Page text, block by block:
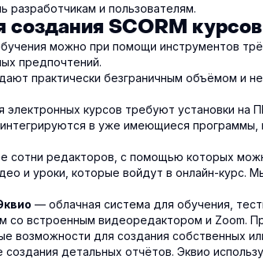
разработчикам и пользователям.
SCORM курсов
можно при помощи инструментов
предпочтений.
практически безграничным объёмом и
курсов требуют установки на
в уже имеющиеся программы,
сотни редакторов, с помощью которых
и уроки, которые войдут в онлайн-курс.
— облачная система для обучения,
со встроенным видеоредактором и Zoom.
возможности для создания собственных
создания детальных отчётов. Эквио